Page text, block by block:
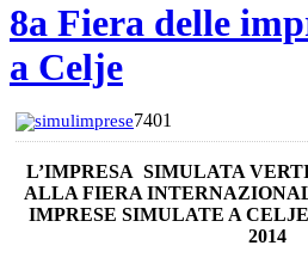
8a Fiera delle
a Celje
simulimprese7401
L’IMPRESA SIMULATA
ALLA FIERA
IMPRESE SIMULATE A
2014